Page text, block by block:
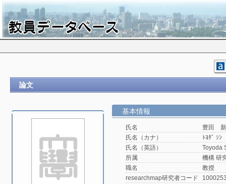
論文
基本情報
氏名
豊田 新
氏名（カナ）
ﾄﾖﾀﾞ ｼﾝ
氏名（英語）
Toyoda
所属
機構 研
職名
教授
researchmap研究者コード